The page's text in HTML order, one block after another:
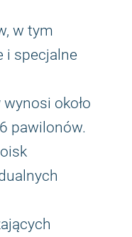
w tym
i specjalne
około
pawilonów.